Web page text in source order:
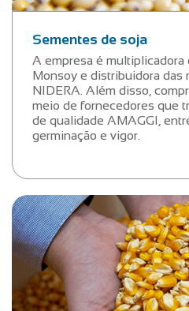
Sementes de soja
A empresa é multiplicadora
Monsoy e distribuidora das
NIDERA. Além disso,
meio de fornecedores que
de qualidade AMAGGI,
germinação e vigor.